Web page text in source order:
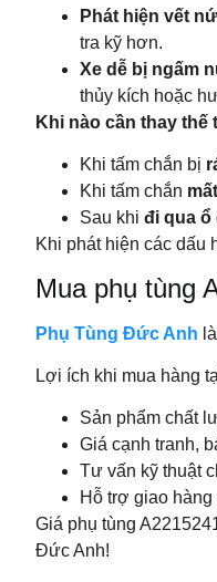
Phát hiện vết
tra kỹ hơn.
Xe dễ bị ngấm
thủy kích hoặc
Khi nào cần thay thế
Khi tấm chắn bị
Khi tấm chắn
Sau khi đi qua ổ
Khi phát hiện các dấu
Mua phụ tùng
Phụ Tùng Đức Anh
Lợi ích khi mua hàng
Sản phẩm chất
Giá cạnh tranh,
Tư vấn kỹ thuật
Hỗ trợ giao
Giá phụ tùng
Đức Anh!